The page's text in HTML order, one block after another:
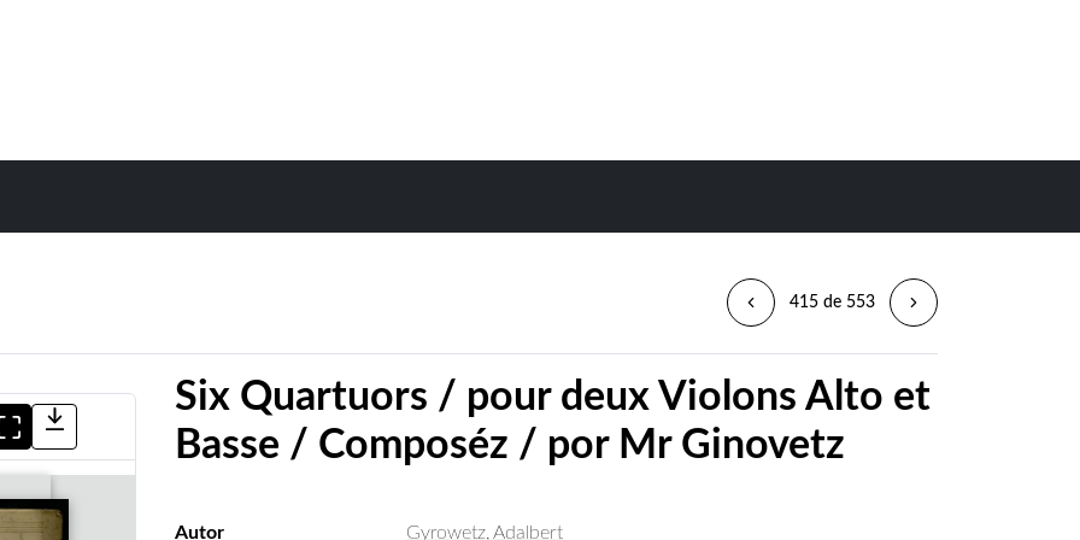
415 de 553
Six Quartuors / pour deux Violons Alto et
Basse / Composéz / por Mr Ginovetz
Autor
Gyrowetz, Adalbert